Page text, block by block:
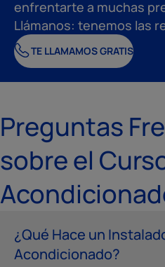
enfrentarte a muchas
Llámanos: tenemos las
TE LLAMAMOS GRATIS
Preguntas
sobre el
¿Qué Hace un
Acondicionado?